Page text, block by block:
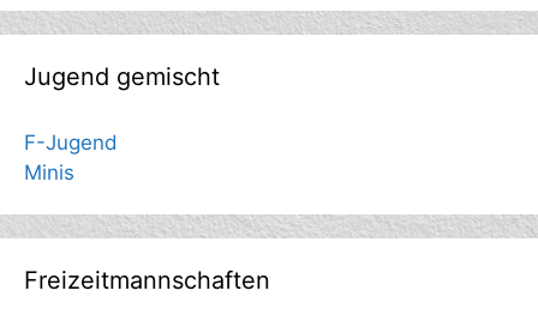
Jugend gemischt
F-Jugend
Minis
Freizeitmannschaften